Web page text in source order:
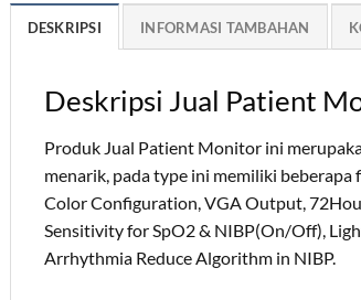
DESKRIPSI INFORMASI TAMBAHAN
Deskripsi Jual Patient
Produk Jual Patient Monitor ini
menarik, pada type ini memiliki
Color Configuration, VGA Output,
Sensitivity for SpO2 & NIBP(On/Off),
Arrhythmia Reduce Algorithm in NIBP.